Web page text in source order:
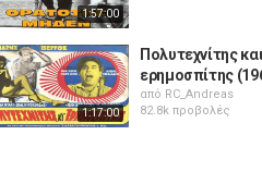
1:57:00
1:17:00
Πολυτεχνίτης
ερημοσπίτης
από RC_Andreas
82.8k προβολές